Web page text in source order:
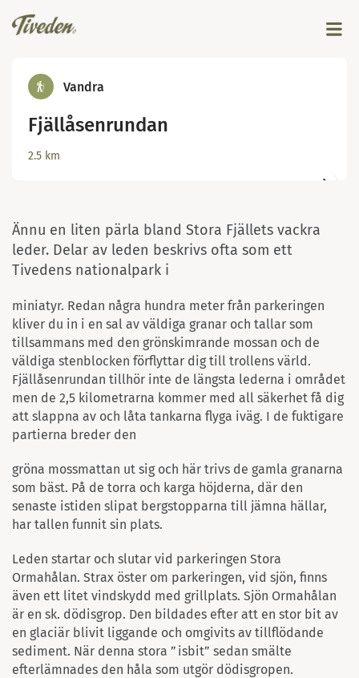
Vandra
Fjällåsenrundan
2.5 km
Ännu en liten pärla bland Stora Fjällets vackra
leder. Delar av leden beskrivs ofta som ett
Tivedens nationalpark i
miniatyr. Redan några hundra meter från parkeringen
kliver du in i en sal av väldiga granar och tallar som
tillsammans med den grönskimrande mossan och de
väldiga stenblocken förflyttar dig till trollens värld.
Fjällåsenrundan tillhör inte de längsta lederna i området
men de 2,5 kilometrarna kommer med all säkerhet få dig
att slappna av och låta tankarna flyga iväg. I de fuktigare
partierna breder den
gröna mossmattan ut sig och här trivs de gamla granarna
som bäst. På de torra och karga höjderna, där den
senaste istiden slipat bergstopparna till jämna hällar,
har tallen funnit sin plats.
Leden startar och slutar vid parkeringen Stora
Ormahålan. Strax öster om parkeringen, vid sjön, finns
även ett litet vindskydd med grillplats. Sjön Ormahålan
är en sk. dödisgrop. Den bildades efter att en stor bit av
en glaciär blivit liggande och omgivits av tillflödande
sediment. När denna stora ”isbit” sedan smälte
efterlämnades den håla som utgör dödisgropen.